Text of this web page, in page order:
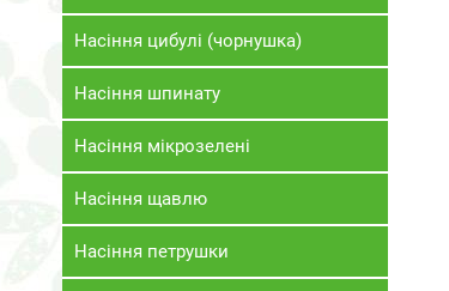
Насіння цибулі (чорнушка)
Насіння шпинату
Насіння мікрозелені
Насіння щавлю
Насіння петрушки